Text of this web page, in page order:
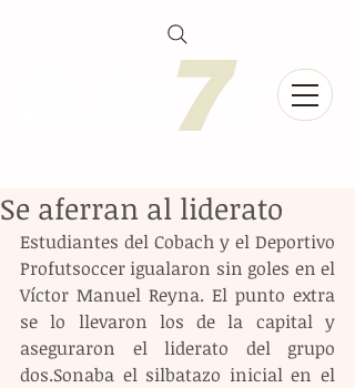
Se aferran al liderato
Estudiantes del Cobach y el Deportivo
Profutsoccer igualaron sin goles en el
Víctor Manuel Reyna. El punto extra
se lo llevaron los de la capital y
aseguraron el liderato del grupo
dos.Sonaba el silbatazo inicial en el